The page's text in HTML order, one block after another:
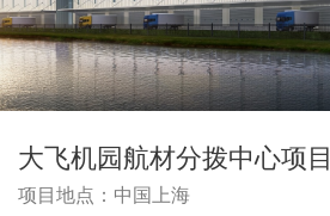
大飞机园航材分拨中心项目
项目地点：中国上海